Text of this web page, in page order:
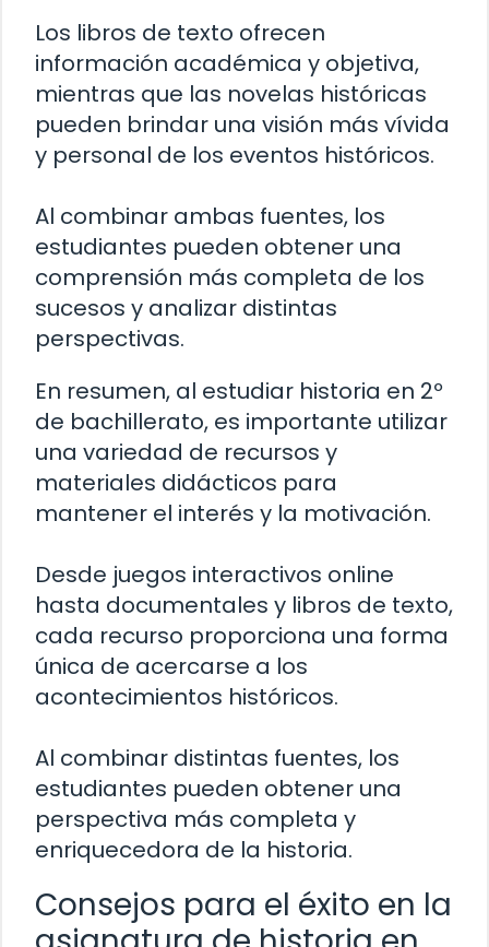
Los libros de texto ofrecen
información académica y objetiva,
mientras que las novelas históricas
pueden brindar una visión más vívida
y personal de los eventos históricos.
Al combinar ambas fuentes, los
estudiantes pueden obtener una
comprensión más completa de los
sucesos y analizar distintas
perspectivas.
En resumen, al estudiar historia en 2º
de bachillerato, es importante utilizar
una variedad de recursos y
materiales didácticos para
mantener el interés y la motivación.
Desde juegos interactivos online
hasta documentales y libros de texto,
cada recurso proporciona una forma
única de acercarse a los
acontecimientos históricos.
Al combinar distintas fuentes, los
estudiantes pueden obtener una
perspectiva más completa y
enriquecedora de la historia.
Consejos para el éxito en la